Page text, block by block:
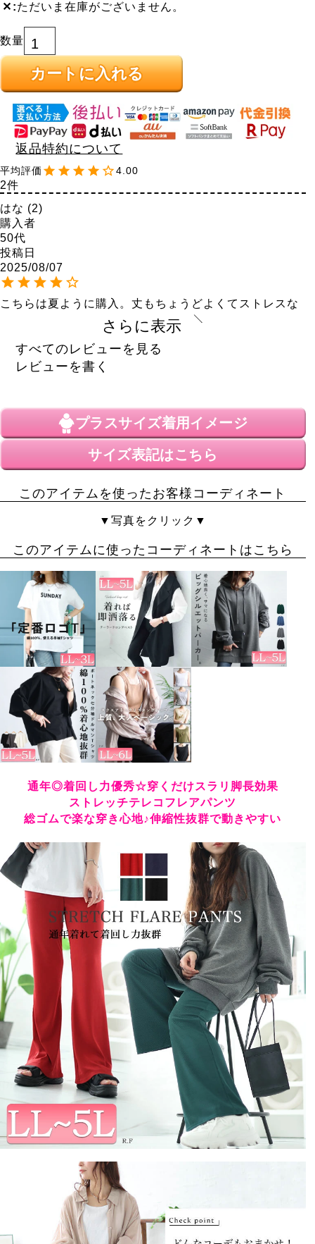
✕ ただいま在庫がございません。
カートに入れる
返品特約について
4.00
2
はな
2
購入者
50代
投稿日
2025/08/07
こちらは夏ように購入。丈もちょうどよくてストレスな
く履ける。仕事で大活躍のためリピしちゃいました。
LiSA
購入者
40代 女性
150cm 65kg
ウエストは股上も深くゆったりとフィットしました。
股下72cmという事でしたが、私には3cmくらい長く、フ
ました。
このウエストとヒップサイズでこの股下は量販店ではあ
した。
さらに表示
すべてのレビューを見る
レビューを書く
プラスサイズ着用イメージ
サイズ表記はこちら
このアイテムを使ったお客様コーディネート
▼写真をクリック▼
このアイテムに使ったコーディネートはこちら
通年◎着回し力優秀☆穿くだけスラリ脚長効果
ストレッチテレコフレアパンツ
総ゴムで楽な穿き心地♪伸縮性抜群で動きやすい